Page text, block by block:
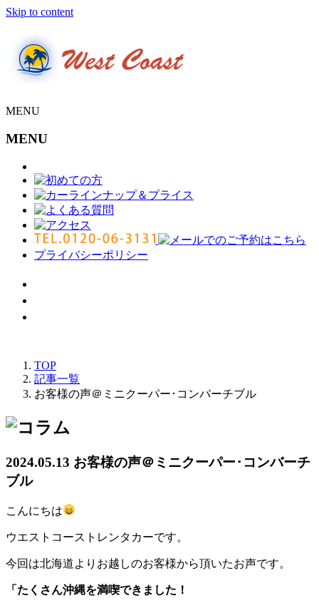
Skip to content
MENU
MENU
プライバシーポリシー
TOP
記事一覧
お客様の声＠ミニクーパー･コンバーチブル
2024.05.13 お客様の声＠ミニクーパー･コンバーチ
ブル
こんにちは
ウエストコーストレンタカーです。
今回は北海道よりお越しのお客様から頂いたお声です。
「たくさん沖縄を満喫できました！